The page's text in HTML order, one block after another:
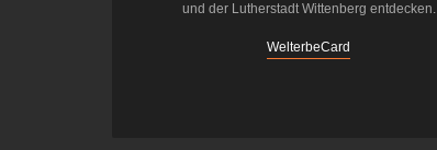
und der Lutherstadt Wittenberg entdecken.
WelterbeCard